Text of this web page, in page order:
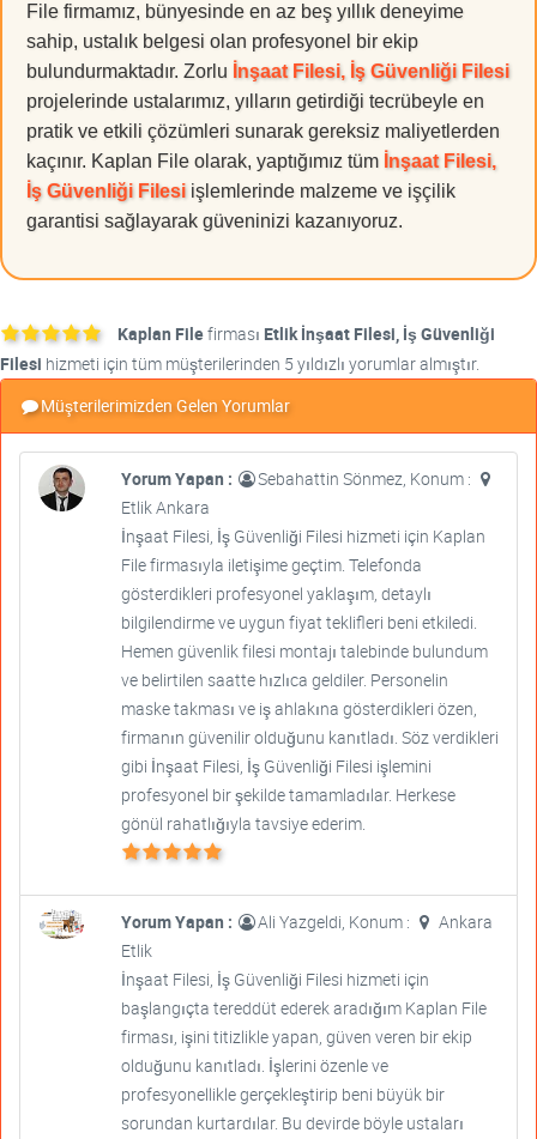
File firmamız, bünyesinde en az beş yıllık deneyime
sahip, ustalık belgesi olan profesyonel bir ekip
bulundurmaktadır. Zorlu İnşaat Filesi, İş Güvenliği Filesi
projelerinde ustalarımız, yılların getirdiği tecrübeyle en
pratik ve etkili çözümleri sunarak gereksiz maliyetlerden
kaçınır. Kaplan File olarak, yaptığımız tüm İnşaat Filesi,
İş Güvenliği Filesi işlemlerinde malzeme ve işçilik
garantisi sağlayarak güveninizi kazanıyoruz.
Kaplan Filefirması Etlik İnşaat Filesi, İş Güvenliği
Filesi hizmeti için tüm müşterilerinden 5 yıldızlı yorumlar almıştır.
Müşterilerimizden Gelen Yorumlar
Yorum Yapan :
Sebahattin Sönmez, Konum :
Etlik Ankara
İnşaat Filesi, İş Güvenliği Filesi hizmeti için Kaplan
File firmasıyla iletişime geçtim. Telefonda
gösterdikleri profesyonel yaklaşım, detaylı
bilgilendirme ve uygun fiyat teklifleri beni etkiledi.
Hemen güvenlik filesi montajı talebinde bulundum
ve belirtilen saatte hızlıca geldiler. Personelin
maske takması ve iş ahlakına gösterdikleri özen,
firmanın güvenilir olduğunu kanıtladı. Söz verdikleri
gibi İnşaat Filesi, İş Güvenliği Filesi işlemini
profesyonel bir şekilde tamamladılar. Herkese
gönül rahatlığıyla tavsiye ederim.
Yorum Yapan : Ali Yazgeldi, Konum :
Ankara
Etlik
İnşaat Filesi, İş Güvenliği Filesi hizmeti için
başlangıçta tereddüt ederek aradığım Kaplan File
firması, işini titizlikle yapan, güven veren bir ekip
olduğunu kanıtladı. İşlerini özenle ve
profesyonellikle gerçekleştirip beni büyük bir
sorundan kurtardılar. Bu devirde böyle ustaları